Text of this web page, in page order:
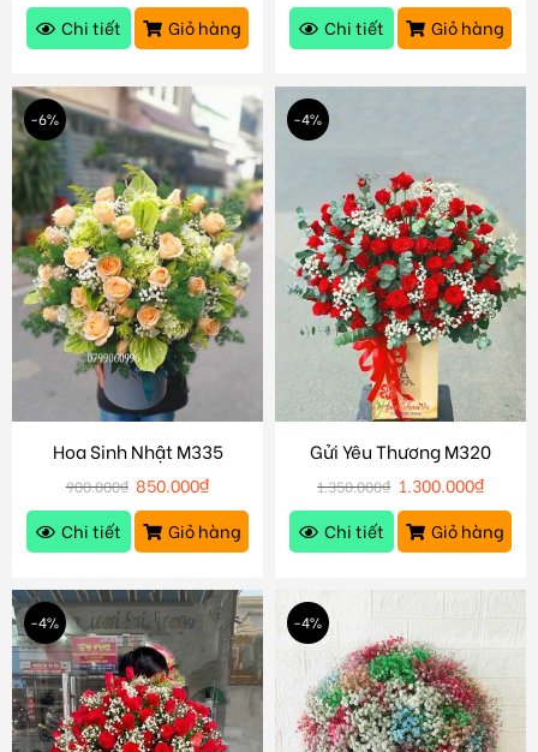
Chi tiết
Giỏ hàng
Chi tiết
Giỏ hàng
-6%
Hoa Sinh Nhật M335
900.000₫ 850.000₫
Chi tiết
Giỏ hàng
-4%
Gửi Yêu Thương M320
1.350.000₫ 1.300.000₫
Chi tiết
Giỏ hàng
-4% -4%